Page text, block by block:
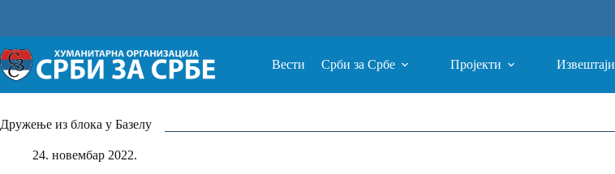
Вести Срби за Србе Пројекти Извештаји
Дружење из блока у Базелу
24. новембар 2022.